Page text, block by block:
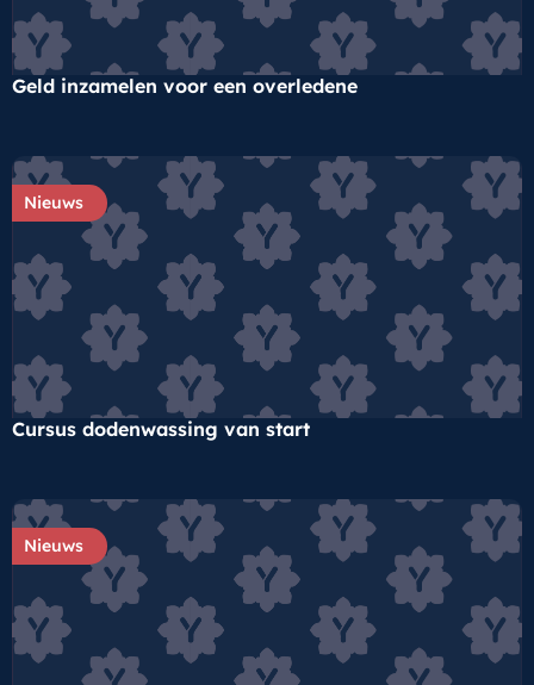
Geld inzamelen voor een overledene
Nieuws
Cursus dodenwassing van start
Nieuws